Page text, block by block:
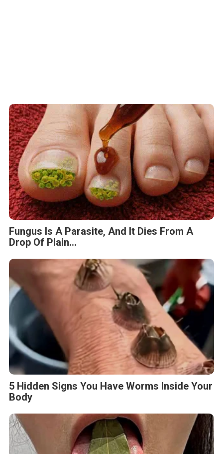
Fungus Is A Parasite, And It Dies From A
Drop Of Plain...
5 Hidden Signs You Have Worms Inside Your
Body